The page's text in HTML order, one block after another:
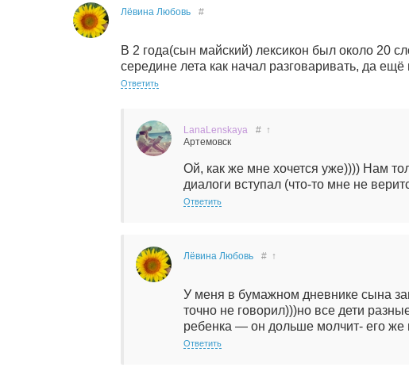
Лёвина Любовь #
В 2 года(сын майский) лексикон был около 20
середине лета как начал разговаривать, да ещё
Ответить
LanaLenskaya
Артемовск
# ↑
Ой, как же мне хочется уже)))) Нам
диалоги вступал (что-то мне не
Ответить
Лёвина Любовь # ↑
У меня в бумажном дневнике сына
точно не говорил)))но все дети
ребенка — он дольше молчит- его же
Ответить